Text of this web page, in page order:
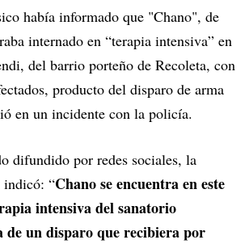
había informado que "Chano", de
internado en “terapia intensiva” en
del barrio porteño de Recoleta, con
producto del disparo de arma
en un incidente con la policía.
difundido por redes sociales, la
“Chano se encuentra en este
intensiva del sanatorio
un disparo que recibiera por